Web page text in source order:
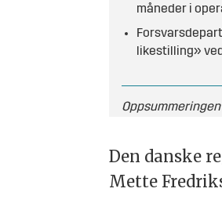
måneder i
likestilling»
Den danske
Mette